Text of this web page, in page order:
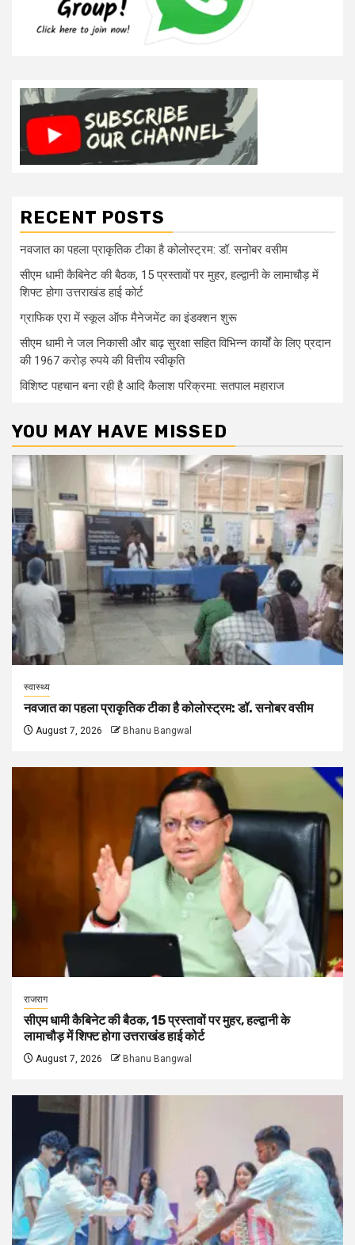
RECENT POSTS
नवजात का पहला प्राकृतिक टीका है कोलोस्ट्रम: डॉ. सनोबर वसीम
सीएम धामी कैबिनेट की बैठक, 15 प्रस्तावों पर मुहर, हल्द्वानी के लामाचौड़ में
शिफ्ट होगा उत्तराखंड हाई कोर्ट
ग्राफिक एरा में स्कूल ऑफ मैनेजमेंट का इंडक्शन शुरू
सीएम धामी ने जल निकासी और बाढ़ सुरक्षा सहित विभिन्न कार्यों के लिए प्रदान
की 1967 करोड़ रुपये की वित्तीय स्वीकृति
विशिष्ट पहचान बना रही है आदि कैलाश परिक्रमा: सतपाल महाराज
YOU MAY HAVE MISSED
स्वास्थ्य
नवजात का पहला प्राकृतिक टीका है कोलोस्ट्रम: डॉ. सनोबर वसीम
August 7, 2026 Bhanu Bangwal
राजराग
सीएम धामी कैबिनेट की बैठक, 15 प्रस्तावों पर मुहर, हल्द्वानी के
लामाचौड़ में शिफ्ट होगा उत्तराखंड हाई कोर्ट
August 7, 2026 Bhanu Bangwal